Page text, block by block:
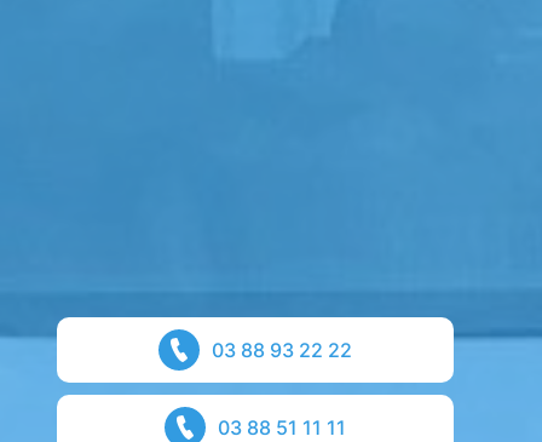
03 88 93 22 22
03 88 51 11 11